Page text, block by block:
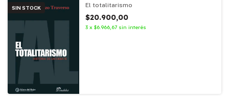
SIN STOCK El totalitarismo
$20.900,00
3 x $6.966,67 sin interés